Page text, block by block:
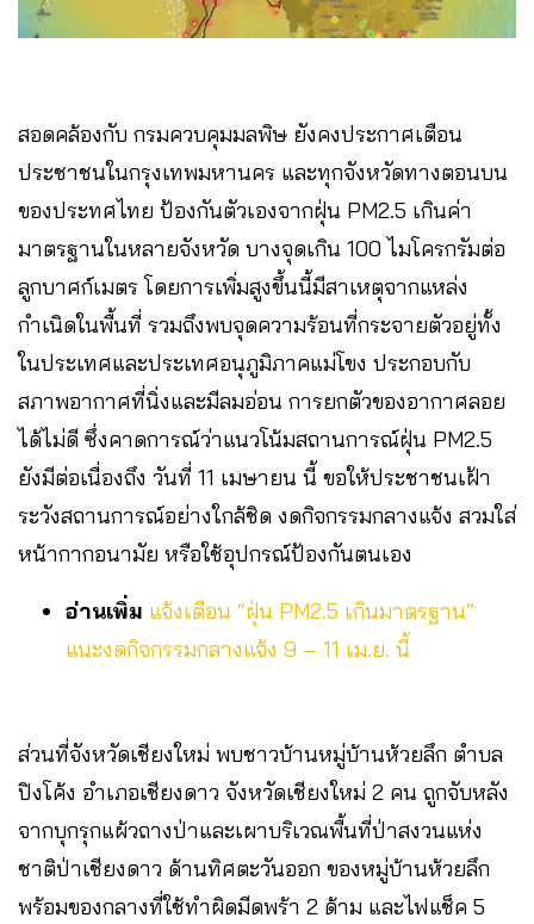
สอดคล้องกับ กรมควบคุมมลพิษ ยังคงประกาศเตือน
ประชาชนในกรุงเทพมหานคร และทุกจังหวัดทางตอนบน
ของประทศไทย ป้องกันตัวเองจากฝุ่น PM2.5 เกินค่า
มาตรฐานในหลายจังหวัด บางจุดเกิน 100 ไมโครกรัมต่อ
ลูกบาศก์เมตร โดยการเพิ่มสูงขึ้นนี้มีสาเหตุจากแหล่ง
กำเนิดในพื้นที่ รวมถึงพบจุดความร้อนที่กระจายตัวอยู่ทั้ง
ในประเทศและประเทศอนุภูมิภาคแม่โขง ประกอบกับ
สภาพอากาศที่นิ่งและมีลมอ่อน การยกตัวของอากาศลอย
ได้ไม่ดี ซึ่งคาดการณ์ว่าแนวโน้มสถานการณ์ฝุ่น PM2.5
ยังมีต่อเนื่องถึง วันที่ 11 เมษายน นี้ ขอให้ประชาชนเฝ้า
ระวังสถานการณ์อย่างใกล้ชิด งดกิจกรรมกลางแจ้ง สวมใส่
หน้ากากอนามัย หรือใช้อุปกรณ์ป้องกันตนเอง
อ่านเพิ่ม แจ้งเตือน “ฝุ่น PM2.5 เกินมาตรฐาน”
แนะงดกิจกรรมกลางแจ้ง 9 – 11 เม.ย. นี้
ส่วนที่จังหวัดเชียงใหม่ พบชาวบ้านหมู่บ้านห้วยลึก ตำบล
ปิงโค้ง อำเภอเชียงดาว จังหวัดเชียงใหม่ 2 คน ถูกจับหลัง
จากบุกรุกแผ้วถางป่าและเผาบริเวณพื้นที่ป่าสงวนแห่ง
ชาติป่าเชียงดาว ด้านทิศตะวันออก ของหมู่บ้านห้วยลึก
พร้อมของกลางที่ใช้ทำผิดมีดพร้า 2 ด้าม และไฟแช็ค 5